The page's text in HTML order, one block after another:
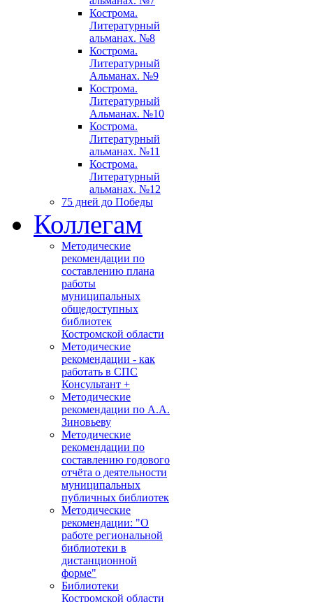
Кострома.
Литературный
альманах. №8
Кострома.
Литературный
Альманах. №9
Кострома.
Литературный
Альманах. №10
Кострома.
Литературный
альманах. №11
Кострома.
Литературный
альманах. №12
75 дней до Победы
Коллегам
Методические
рекомендации по
составлению плана
работы
муниципальных
общедоступных
библиотек
Костромской области
Методические
рекомендации - как
работать в СПС
Консультант +
Методические
рекомендации по А.А.
Зиновьеву
Методические
рекомендации по
составлению годового
отчёта о деятельности
муниципальных
публичных библиотек
Методические
рекомендации: "О
работе региональной
библиотеки в
дистанционной
форме"
Библиотеки
Костромской области